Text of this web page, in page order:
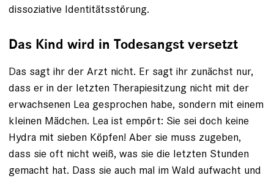
dissoziative Identitätsstörung.
Das Kind wird in Todesangst versetzt
Das sagt ihr der Arzt nicht. Er sagt ihr zunächst nur,
dass er in der letzten Therapiesitzung nicht mit der
erwachsenen Lea gesprochen habe, sondern mit einem
kleinen Mädchen. Lea ist empört: Sie sei doch keine
Hydra mit sieben Köpfen! Aber sie muss zugeben,
dass sie oft nicht weiß, was sie die letzten Stunden
gemacht hat. Dass sie auch mal im Wald aufwacht und